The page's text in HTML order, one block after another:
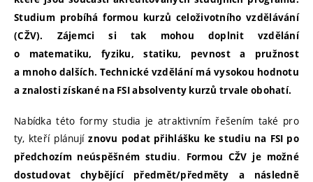
Studium probíhá formou kurzů celoživotního vzdělávání
(CŽV). Zájemci si tak mohou doplnit vzdělání
o matematiku, fyziku, statiku, pevnost a pružnost
a mnoho dalších. Technické vzdělání má vysokou hodnotu
a znalosti získané na FSI absolventy kurzů trvale obohatí.
Nabídka této formy studia je atraktivním řešením také pro
ty, kteří plánujíznovu podat přihlášku ke studiu na FSI po
předchozím neúspěšném studiu.
Formou CŽV je možné
dostudovat chybějící předmět/předměty a následně